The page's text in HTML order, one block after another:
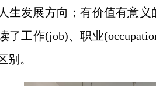
生发展方向；有价值有意
了工作(job)、职业
别。